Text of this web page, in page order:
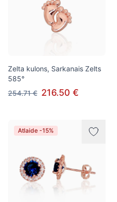
Zelta kulons, Sarkanais Zelts
585°
254.71 € 216.50 €
Atlaide -15%